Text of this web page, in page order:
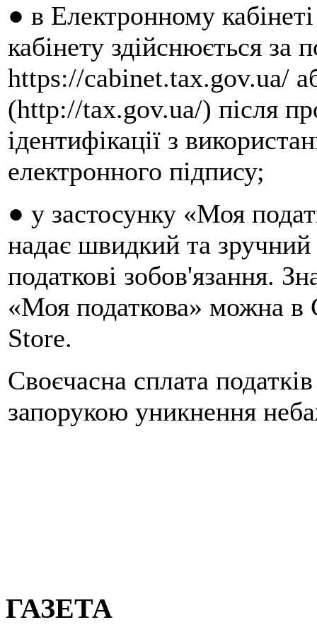
● в Електронному
кабінету здійснюється за
https://cabinet.tax.gov.ua/
(http://tax.gov.ua/) після
ідентифікації з
електронного підпису;
● у застосунку «Моя
надає швидкий та
податкові зобов'язання.
«Моя податкова» можна
Store.
Своєчасна сплата
запорукою уникнення
ГАЗЕТА